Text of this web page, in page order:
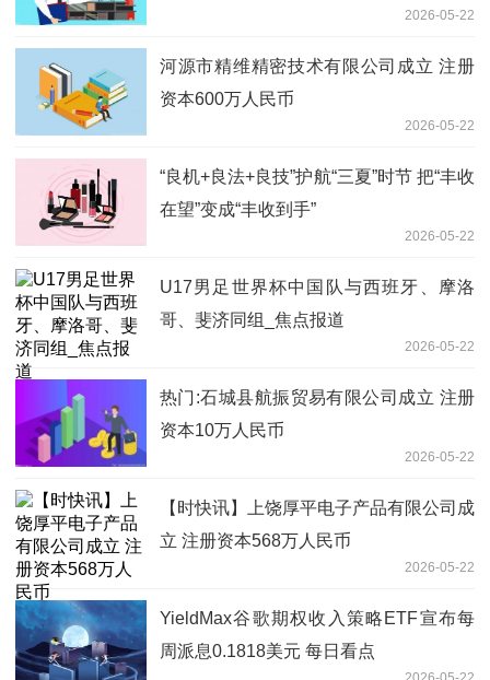
2026-05-22
河源市精维精密技术有限公司成立 注册
资本600万人民币
2026-05-22
“良机+良法+良技”护航“三夏”时节 把“丰收
在望”变成“丰收到手”
2026-05-22
U17男足世界杯中国队与西班牙、摩洛
哥、斐济同组_焦点报道
2026-05-22
热门:石城县航振贸易有限公司成立 注册
资本10万人民币
2026-05-22
【时快讯】上饶厚平电子产品有限公司成
立 注册资本568万人民币
2026-05-22
YieldMax谷歌期权收入策略ETF宣布每
周派息0.1818美元 每日看点